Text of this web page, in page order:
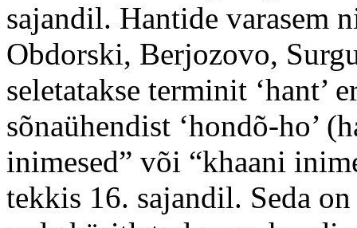
sajandil. Hantide varasem
Obdorski, Berjozovo,
seletatakse terminit ‘hant’
sõnaühendist ‘hondõ-ho’
inimesed” või “khaani
tekkis 16. sajandil. Seda